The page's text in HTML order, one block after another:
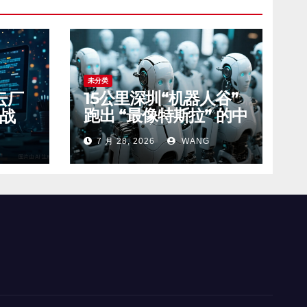
厂
未分类
15公里深圳“机器人谷”
跑出 “最像特斯拉” 的中
国具身智能玩家
7 月 28, 2026 WANG